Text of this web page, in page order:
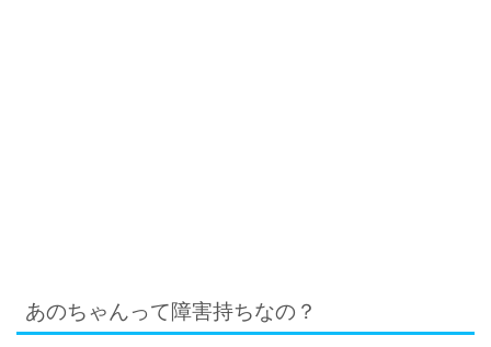
あのちゃんって障害持ちなの？